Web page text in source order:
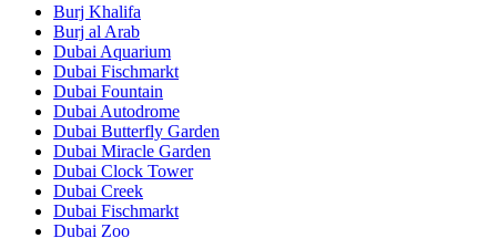
Burj Khalifa
Burj al Arab
Dubai Aquarium
Dubai Fischmarkt
Dubai Fountain
Dubai Autodrome
Dubai Butterfly Garden
Dubai Miracle Garden
Dubai Clock Tower
Dubai Creek
Dubai Fischmarkt
Dubai Zoo